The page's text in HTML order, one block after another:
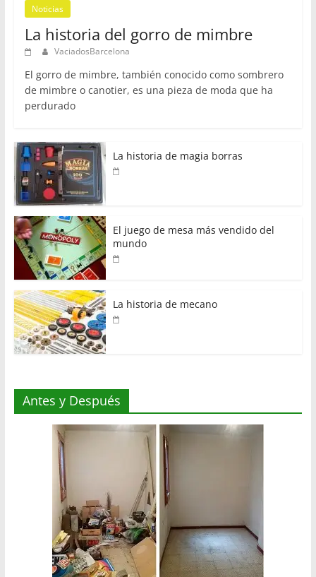
Noticias
La historia del gorro de mimbre
VaciadosBarcelona
El gorro de mimbre, también conocido como sombrero
de mimbre o canotier, es una pieza de moda que ha
perdurado
La historia de magia borras
El juego de mesa más vendido del
mundo
La historia de mecano
Antes y Después